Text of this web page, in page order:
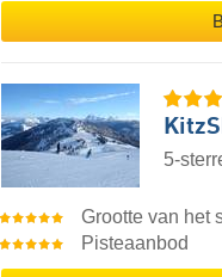
5-
Grootte van het
Pisteaanbod